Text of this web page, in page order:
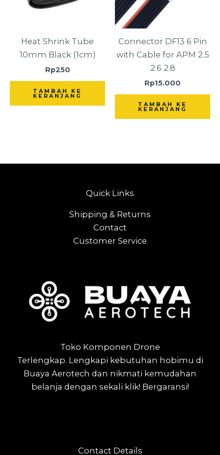
Heat Shrink Tube
10mm Black (1cm)
Rp250
TAMBAH KE
KERANJANG
Connector DF13 6 Pin
with Cable for APM 2.5
2.6 2.8
Rp15.000
TAMBAH KE
KERANJANG
Contact Details
Toko Komponen Drone
Terlengkap. Lengkapi kebutuhan hobimu di
Buaya Aerotech dan nikmati kemudahan
belanja dengan sekali klik! Bergaransi!
Quick Links
Shipping & Returns
Contact
Customer Service